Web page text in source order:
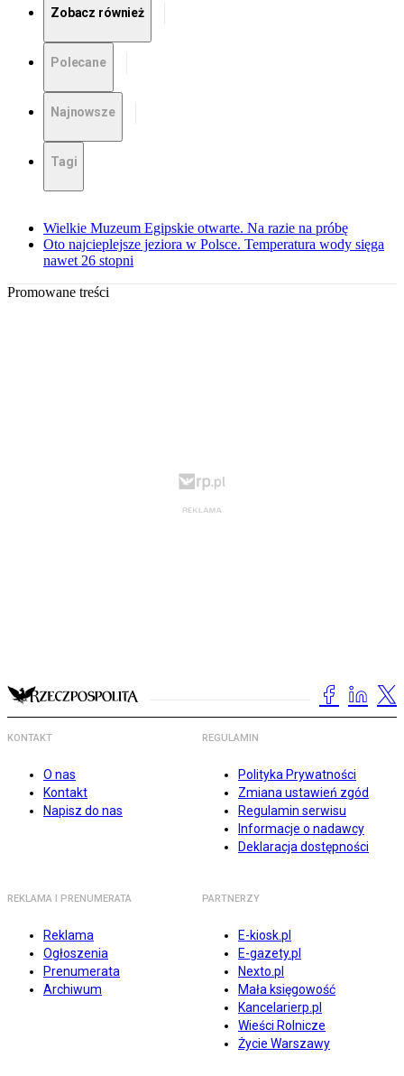
Zobacz również
Polecane
Najnowsze
Tagi
Wielkie Muzeum Egipskie otwarte. Na razie na próbę
Oto najcieplejsze jeziora w Polsce. Temperatura wody sięga
nawet 26 stopni
Promowane treści
KONTAKT
O nas
Kontakt
Napisz do nas
REGULAMIN
Polityka Prywatności
Zmiana ustawień zgód
Regulamin serwisu
Informacje o nadawcy
Deklaracja dostępności
REKLAMA I PRENUMERATA
Reklama
Ogłoszenia
Prenumerata
Archiwum
PARTNERZY
E-kiosk.pl
E-gazety.pl
Nexto.pl
Mała księgowość
Kancelarierp.pl
Wieści Rolnicze
Życie Warszawy